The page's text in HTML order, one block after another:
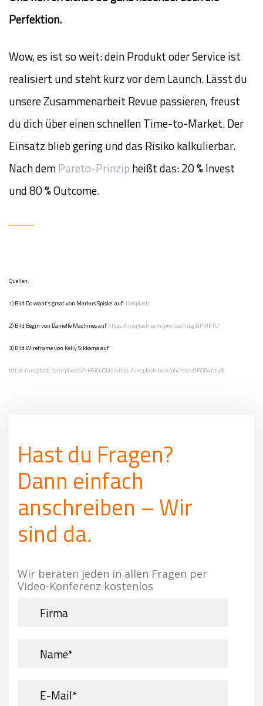
Perfektion.
Wow, es ist so weit: dein Produkt oder Service ist
realisiert und steht kurz vor dem Launch. Lässt du
unsere Zusammenarbeit Revue passieren, freust
du dich über einen schnellen Time-to-Market. Der
Einsatz blieb gering und das Risiko kalkulierbar.
Nach demPareto-Prinzip heißt das: 20 % Invest
und 80 % Outcome.
Quellen:
1) Bild Do waht’s great von Markus Spiske auf Unsplash
2) Bild Begin von Danielle MacInnes auf https://unsplash.com/photos/IuLgi9PWETU
3) Bild Wireframe von Kelly Sikkema auf
https://unsplash.com/photos/1K6IQsQbizIhttps://unsplash.com/photos/v9FQR4tbIq8
Hast du Fragen?
Dann einfach
anschreiben – Wir
sind da.
Wir beraten jeden in allen Fragen per
Video-Konferenz kostenlos